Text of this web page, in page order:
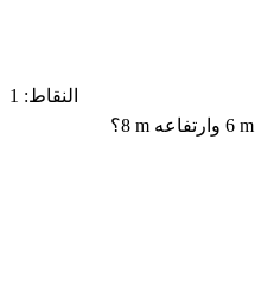
النقاط: 1
6 mوارتفاعه 8 m؟